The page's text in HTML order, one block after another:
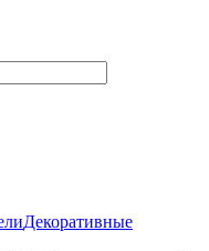
Декоративные